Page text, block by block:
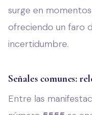
surge en
ofreciendo un faro
incertidumbre.
Señales comunes:
Entre las